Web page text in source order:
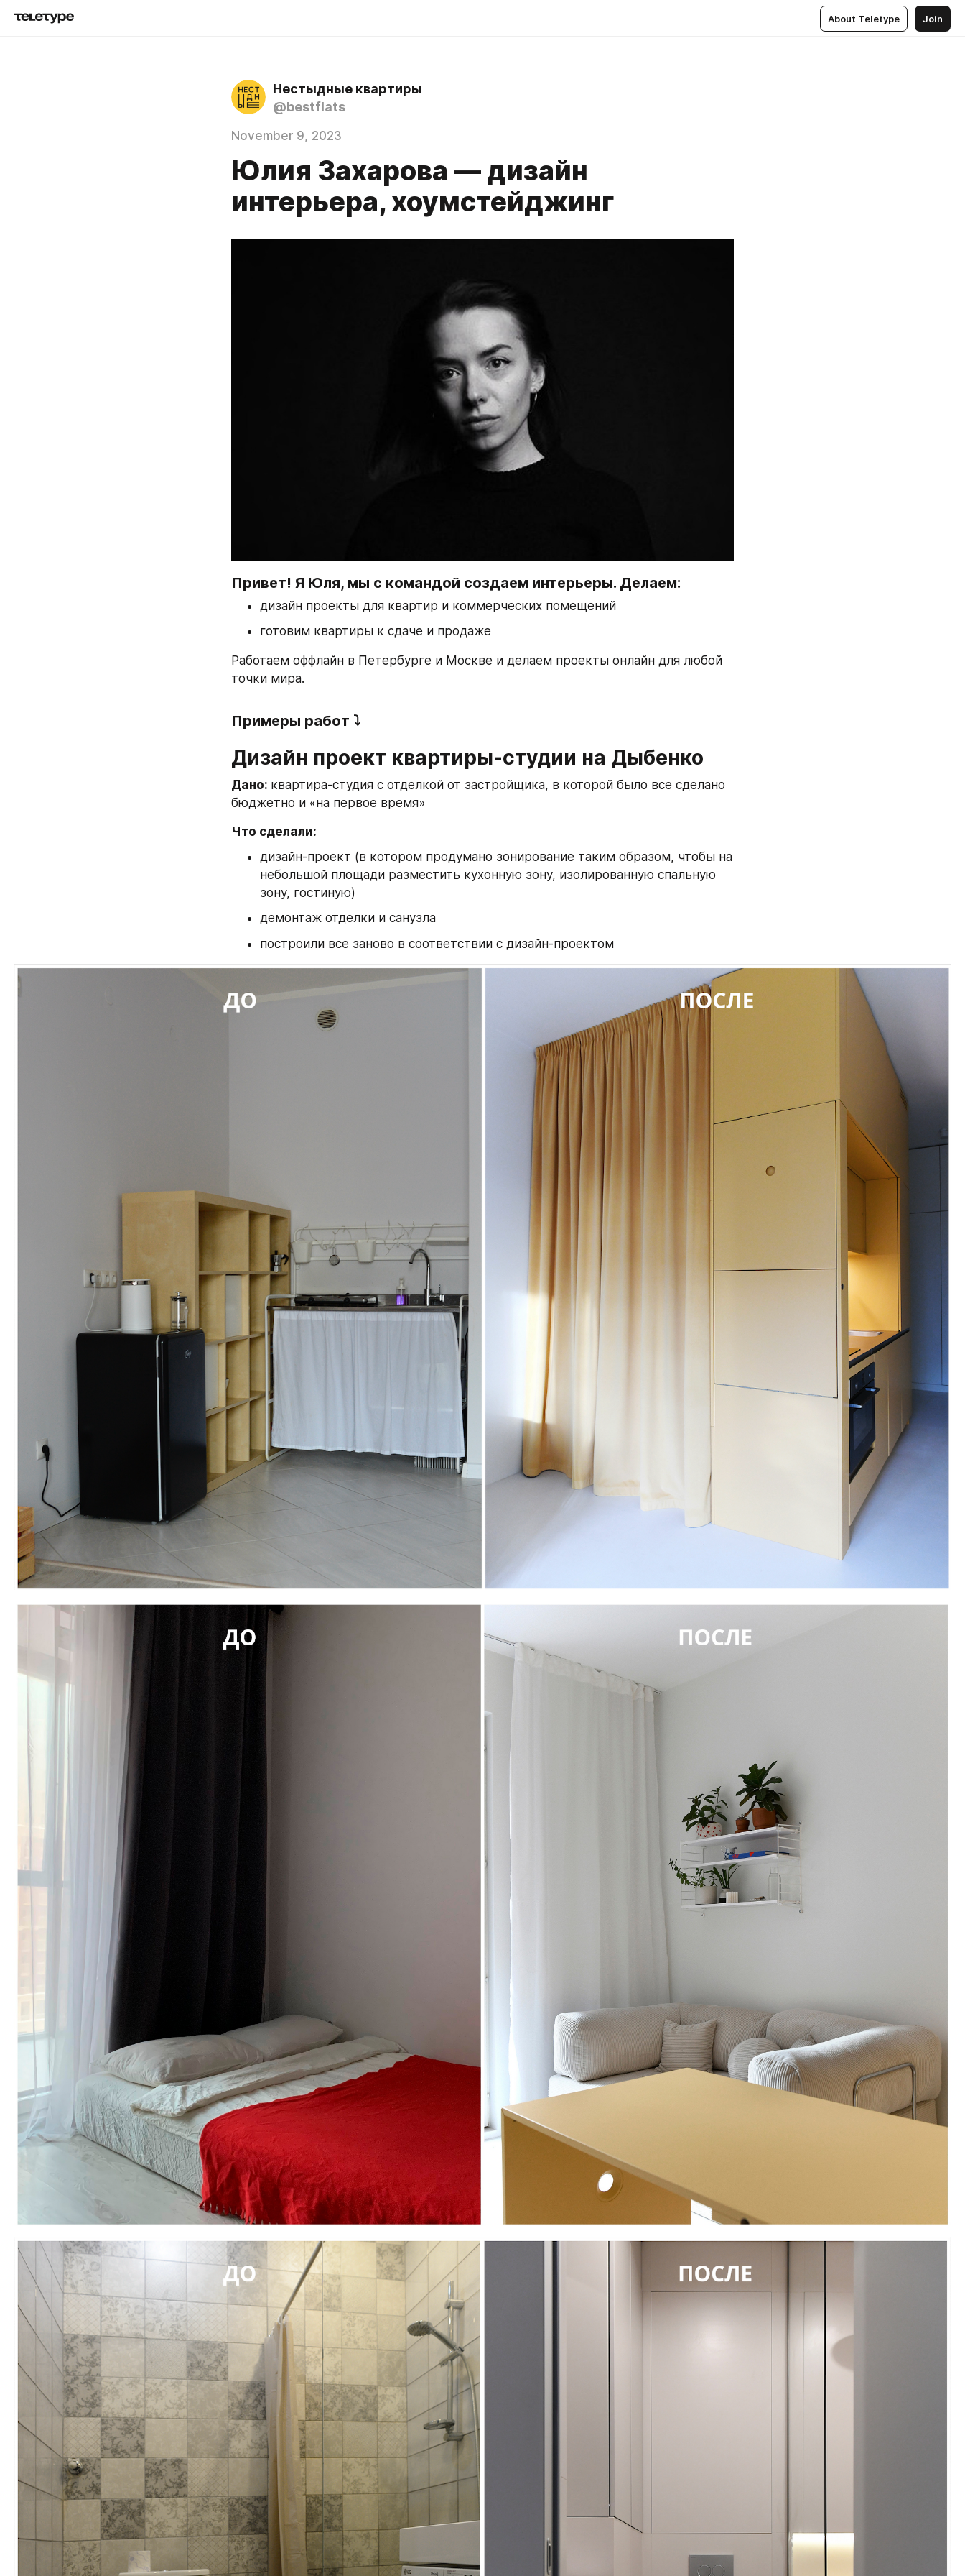
About Teletype Join
Нестыдные квартиры
@bestflats
November 9, 2023
Юлия Захарова — дизайн
интерьера, хоумстейджинг
Привет! Я Юля, мы с командой создаем интерьеры. Делаем:
дизайн проекты для квартир и коммерческих помещений
готовим квартиры к сдаче и продаже
Работаем оффлайн в Петербурге и Москве и делаем проекты онлайн для любой
точки мира.
Примеры работ ⤵️
Дизайн проект квартиры-студии на Дыбенко
Дано: квартира-студия с отделкой от застройщика, в которой было все сделано
бюджетно и «на первое время»
Что сделали:
дизайн-проект (в котором продумано зонирование таким образом, чтобы на
небольшой площади разместить кухонную зону, изолированную спальную
зону, гостиную)
демонтаж отделки и санузла
построили все заново в соответствии с дизайн-проектом